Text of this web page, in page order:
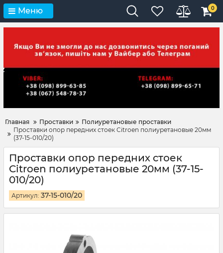
Меню 0
Главная Проставки
Полиуретановые проставки
Проставки опор передних стоек Citroen полиуретановые 20мм
(37-15-010/20)
Проставки опор передних стоек
Citroen полиуретановые 20мм (37-15-
010/20)
Артикул: 37-15-010/20